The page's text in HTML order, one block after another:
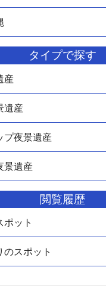
タイプで探す
産
遺産
プ夜景遺産
景遺産
閲覧履歴
ポット
のスポット